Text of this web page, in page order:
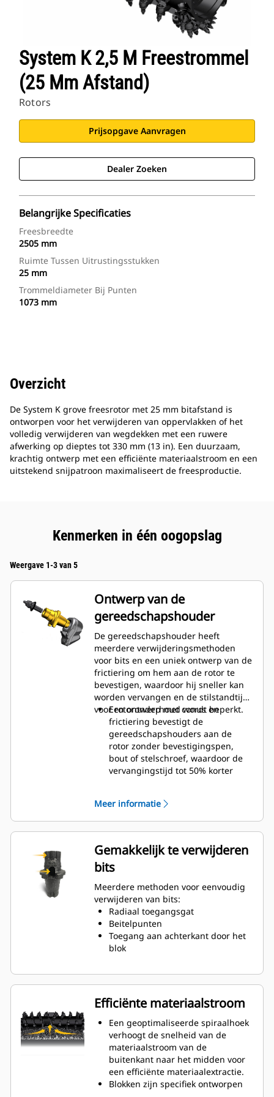
System K 2,5 M Freestrommel
(25 Mm Afstand)
Rotors
Prijsopgave Aanvragen
Dealer Zoeken
Belangrijke Specificaties
Freesbreedte
2505 mm
Ruimte Tussen Uitrustingsstukken
25 mm
Trommeldiameter Bij Punten
1073 mm
Overzicht
De System K grove freesrotor met 25 mm bitafstand is
ontworpen voor het verwijderen van oppervlakken of het
volledig verwijderen van wegdekken met een ruwere
afwerking op dieptes tot 330 mm (13 in). Een duurzaam,
krachtig ontwerp met een efficiënte materiaalstroom en een
uitstekend snijpatroon maximaliseert de freesproductie.
Kenmerken in één oogopslag
Weergave 1-3 van 5
Ontwerp van de
gereedschapshouder
De gereedschapshouder heeft
meerdere verwijderingsmethoden
voor bits en een uniek ontwerp van de
frictiering om hem aan de rotor te
bevestigen, waardoor hij sneller kan
worden vervangen en de stilstandtijd
voor rotoronderhoud wordt beperkt.
Een ontwerp met conus en
frictiering bevestigt de
gereedschapshouders aan de
rotor zonder bevestigingspen,
bout of stelschroef, waardoor de
vervangingstijd tot 50% korter
aandraaimomenten nodig zijn.
20 mm slijtkraag is 66% langer
dan System gereedschapshouders
Een antirotatie-ontwerp van de
gereedschapshouder zorgt voor
de juiste positie om slijtage aan
blokken en houders te voorkomen.
Water kan binnendringen door de
radiale toegangsopening van de
gereedschapshouder om de
rotatie van de tanden te
bevorderen voor een gelijkmatige
slijtage van de bits.
en 25 mm voor diverse
Meer informatie
Gemakkelijk te verwijderen
bits
Meerdere methoden voor eenvoudig
verwijderen van bits:
Radiaal toegangsgat
Beitelpunten
Toegang aan achterkant door het
blok
Efficiënte materiaalstroom
Een geoptimaliseerde spiraalhoek
verhoogt de snelheid van de
materiaalstroom van de
buitenkant naar het midden voor
een efficiënte materiaalextractie.
Blokken zijn specifiek ontworpen